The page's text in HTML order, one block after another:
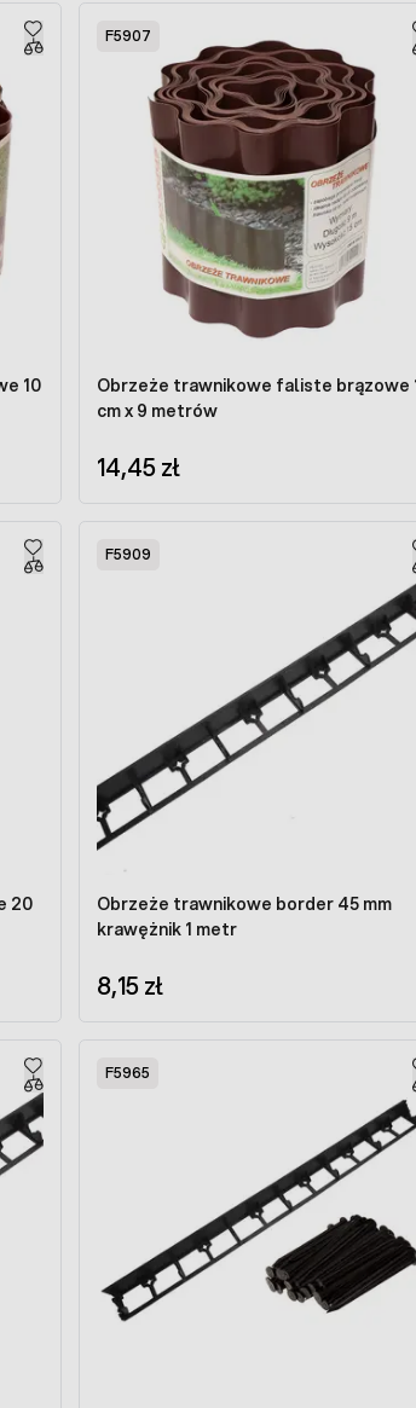
10
F5907
Obrzeże trawnikowe faliste brązowe
cm x 9 metrów
14,45 zł
20
F5909
Obrzeże trawnikowe border 45 mm
krawężnik 1 metr
8,15 zł
F5965